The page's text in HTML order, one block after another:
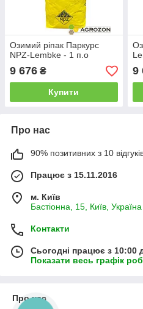
Озимий ріпак Паркурс
NPZ-Lembke - 1 п.о
9 676 ₴
Купити
9
Про нас
90% позитивних з 10
Працює з 15.11.2016
м. Київ
Бастіонна, 15, Київ, Україна
Контакти
Сьогодні працює з 10:00
Показати весь графік
Про нас